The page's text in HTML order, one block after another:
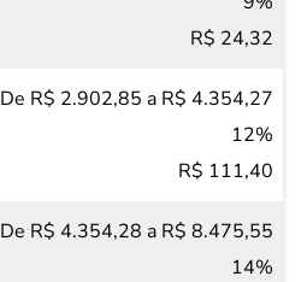
R$ 24,32
De R$ 2.902,85 a R$ 4.354,27
12%
R$ 111,40
De R$ 4.354,28 a R$ 8.475,55
14%